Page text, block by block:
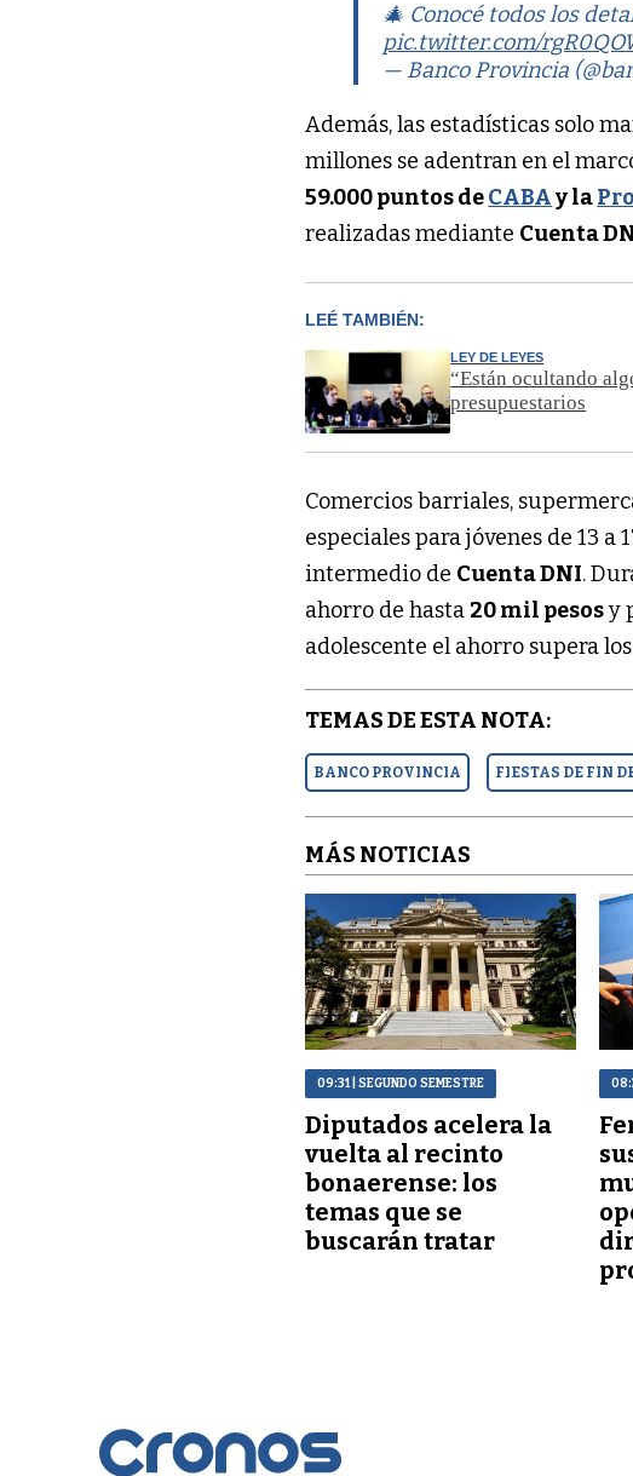
🎄 Conocé todos los
pic.twitter.com/
— Banco Provincia
Además, las estadísticas solo
millones se adentran en el
59.000 puntos deCABAy la
realizadas mediante Cuenta
LEÉ TAMBIÉN:
LEY DE LEYES
“Están ocultando
presupuestarios
Comercios barriales,
especiales para jóvenes de 13 a
intermedio de Cuenta DNI.
ahorro de hasta 20 mil pesosy
adolescente el ahorro supera los
TEMAS DE ESTA NOTA:
BANCO PROVINCIA FIESTAS DE FIN
MÁS NOTICIAS
09:31| SEGUNDO SEMESTRE
Diputados acelera la
vuelta al recinto
bonaerense: los
temas que se
buscarán tratar